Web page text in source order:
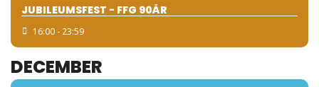
JUBILEUMSFEST - FFG 90ÅR
16:00 - 23:59
DECEMBER